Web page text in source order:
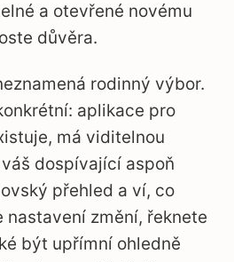
a otevřené novému
důvěra.
rodinný výbor.
aplikace pro
má viditelnou
dospívající aspoň
přehled a ví, co
nastavení změní, řeknete
být upřímní ohledně